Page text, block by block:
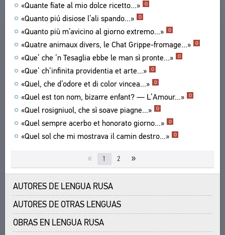
«Quante fïate al mio dolce ricetto...» O
«Quanto piú disiose l’ali spando...» O
«Quanto più m’avicino al giorno extremo...» O
«Quatre animaux divers, le Chat Grippe-fromage...» O
«Que’ che ’n Tesaglia ebbe le man sì pronte...» O
«Que’ ch’infinita providentia et arte...» O
«Quel, che d’odore et di color vincea...» O
«Quel est ton nom, bizarre enfant? — L’Amour...» O
«Quel rosigniuol, che sì soave piagne...» O
«Quel sempre acerbo et honorato giorno...» O
«Quel sol che mi mostrava il camin destro...» O
« 1 2 »
AUTORES DE LENGUA RUSA
AUTORES DE OTRAS LENGUAS
OBRAS EN LENGUA RUSA
FUNCIONALIDAD
INDICES
BUSQUEDA
ENLACES
CREADORES